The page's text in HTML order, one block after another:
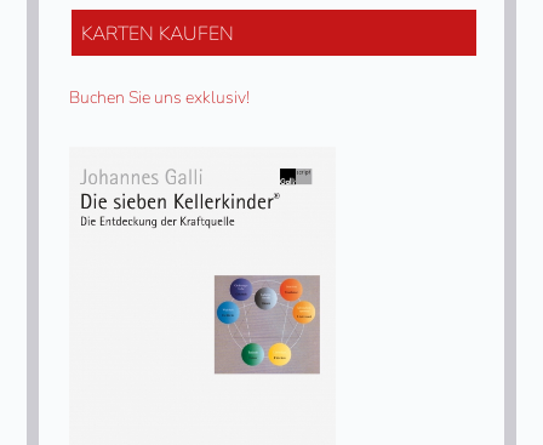
KARTEN KAUFEN
Buchen Sie uns exklusiv!